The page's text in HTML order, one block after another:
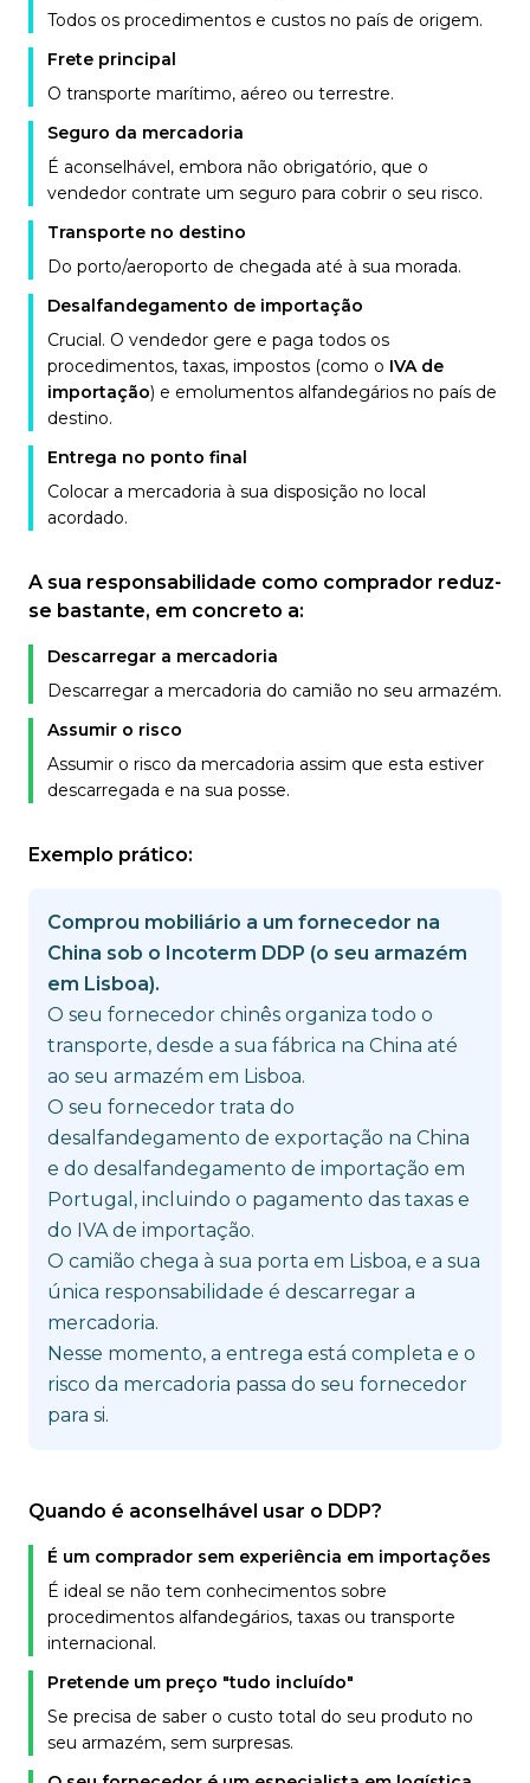
Todos os procedimentos e custos no país de origem.
Frete principal
O transporte marítimo, aéreo ou terrestre.
Seguro da mercadoria
É aconselhável, embora não obrigatório, que o
vendedor contrate um seguro para cobrir o seu risco.
Transporte no destino
Do porto/aeroporto de chegada até à sua morada.
Desalfandegamento de importação
Crucial. O vendedor gere e paga todos os
procedimentos, taxas, impostos (como o IVA de
importação) e emolumentos alfandegários no país de
destino.
Entrega no ponto final
Colocar a mercadoria à sua disposição no local
acordado.
A sua responsabilidade como comprador reduz-
se bastante, em concreto a:
Descarregar a mercadoria
Descarregar a mercadoria do camião no seu armazém.
Assumir o risco
Assumir o risco da mercadoria assim que esta estiver
descarregada e na sua posse.
Exemplo prático:
Comprou mobiliário a um fornecedor na
China sob o Incoterm DDP (o seu armazém
em Lisboa).
O seu fornecedor chinês organiza todo o
transporte, desde a sua fábrica na China até
ao seu armazém em Lisboa.
O seu fornecedor trata do
desalfandegamento de exportação na China
e do desalfandegamento de importação em
Portugal, incluindo o pagamento das taxas e
do IVA de importação.
O camião chega à sua porta em Lisboa, e a sua
única responsabilidade é descarregar a
mercadoria.
Nesse momento, a entrega está completa e o
risco da mercadoria passa do seu fornecedor
para si.
Quando é aconselhável usar o DDP?
É um comprador sem experiência em importações
É ideal se não tem conhecimentos sobre
procedimentos alfandegários, taxas ou transporte
internacional.
Pretende um preço "tudo incluído"
Se precisa de saber o custo total do seu produto no
seu armazém, sem surpresas.